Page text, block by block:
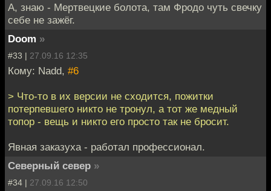
А, знаю - Мертвецкие болота, там Фродо чуть свечку
себе не зажёг.
Doom »
#33 | 27.09.16 12:35
Кому: Nadd, #6
> Что-то в их версии не сходится, пожитки
потерпевшего никто не тронул, а тот же медный
топор - вещь и никто его просто так не бросит.
Явная заказуха - работал профессионал.
Северный север »
#34 | 27.09.16 12:50